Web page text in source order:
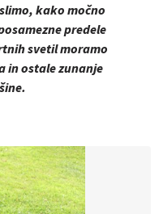
kako močno
predele
svetil moramo
in ostale zunanje